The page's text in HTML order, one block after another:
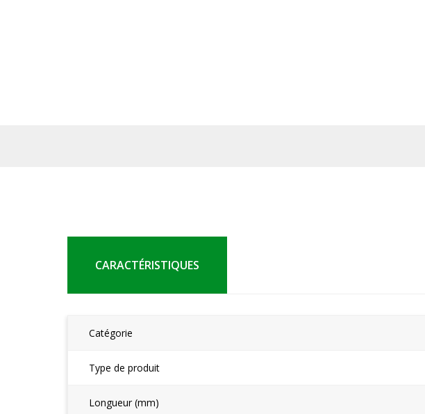
CARACTÉRISTIQUES
Catégorie
Type de produit
Longueur (mm)